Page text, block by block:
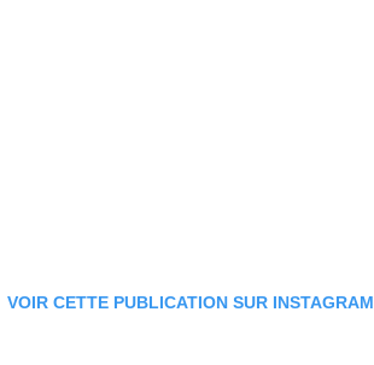
VOIR CETTE PUBLICATION SUR INSTAGRAM